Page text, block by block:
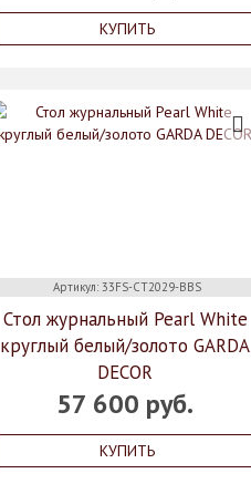
КУПИТЬ
Артикул: 33FS-CT2029-BBS
Стол журнальный Pearl White
круглый белый/золото GARDA
DECOR
57 600 руб.
КУПИТЬ